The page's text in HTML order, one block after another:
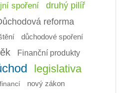
spoření druhý pilíř
reforma
důchodové spoření
Finanční produkty
legislativa
nový zákon